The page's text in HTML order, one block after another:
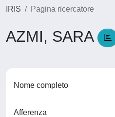
IRIS Pagina ricercatore
AZMI, SARA
Nome completo
Afferenza